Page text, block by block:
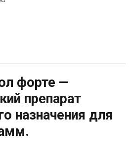
форте —
препарат
назначения для